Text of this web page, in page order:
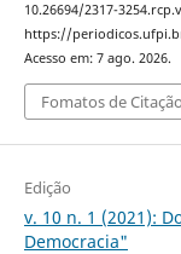
10.26694/2317-
https://
Acesso em: 7 ago. 2026.
Fomatos de Citação
Edição
v. 10 n. 1 (2021):
Democracia"